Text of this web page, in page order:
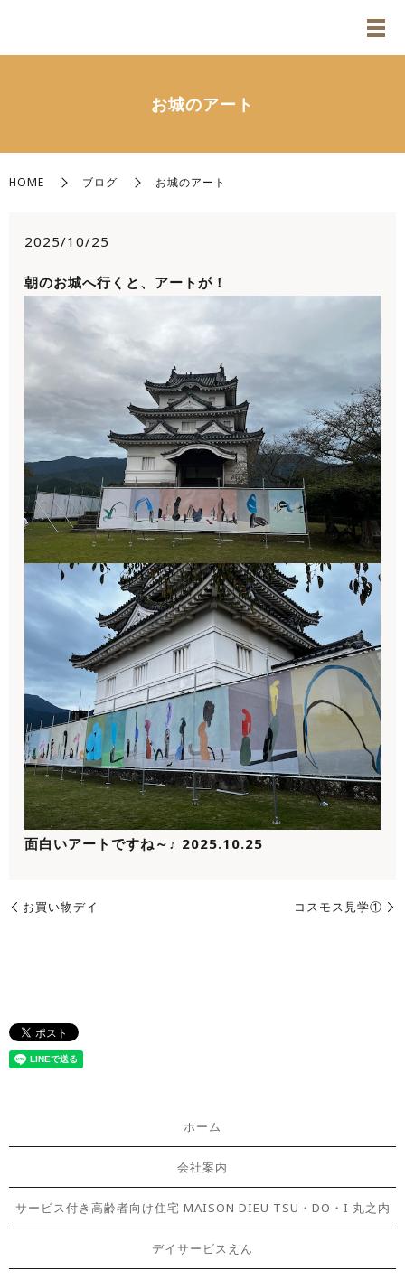
お城のアート
HOME ブログ お城のアート
2025/10/25
朝のお城へ行くと、アートが！
面白いアートですね～♪ 2025.10.25
お買い物デイ コスモス見学①
ホーム
会社案内
サービス付き高齢者向け住宅 MAISON DIEU TSU・DO・I 丸之内
デイサービスえん